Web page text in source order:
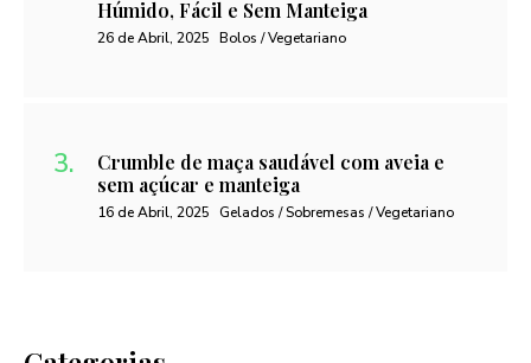
Húmido, Fácil e Sem Manteiga
26 de Abril, 2025 Bolos / Vegetariano
Crumble de maça saudável com aveia e
sem açúcar e manteiga
16 de Abril, 2025 Gelados / Sobremesas / Vegetariano